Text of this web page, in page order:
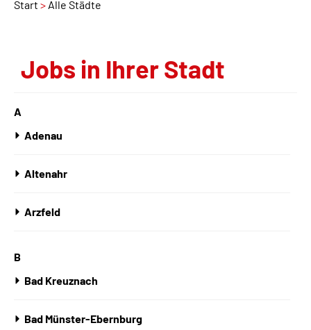
Start Alle Städte
Jobs in Ihrer Stadt
A
Adenau
Altenahr
Arzfeld
B
Bad Kreuznach
Bad Münster-Ebernburg